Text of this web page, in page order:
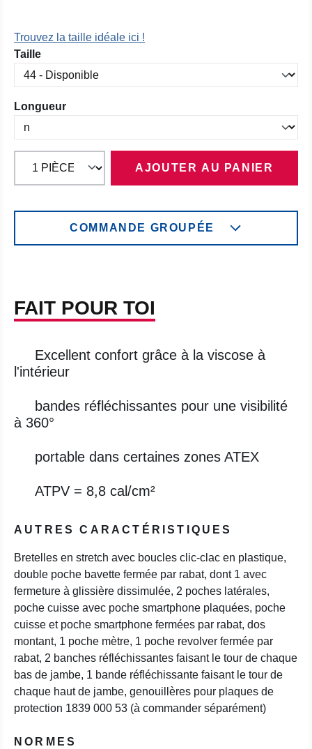
Trouvez la taille idéale ici !
Sélectionnez
Taille
Sélectionnez
Longueur
AJOUTER AU PANIER
COMMANDE GROUPÉE
FAIT POUR TOI
Excellent confort grâce à la viscose à
l'intérieur
bandes réfléchissantes pour une visibilité
à 360°
portable dans certaines zones ATEX
ATPV = 8,8 cal/cm²
AUTRES CARACTÉRISTIQUES
Bretelles en stretch avec boucles clic-clac en plastique,
double poche bavette fermée par rabat, dont 1 avec
fermeture à glissière dissimulée, 2 poches latérales,
poche cuisse avec poche smartphone plaquées, poche
cuisse et poche smartphone fermées par rabat, dos
montant, 1 poche mètre, 1 poche revolver fermée par
rabat, 2 banches réfléchissantes faisant le tour de chaque
bas de jambe, 1 bande réfléchissante faisant le tour de
chaque haut de jambe, genouillères pour plaques de
protection 1839 000 53 (à commander séparément)
NORMES